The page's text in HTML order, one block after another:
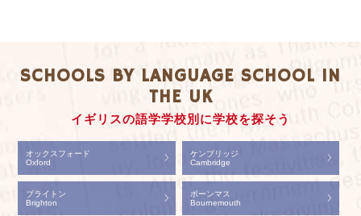
SCHOOLS BY LANGUAGE SCHOOL IN
THE UK
イギリスの語学学校別に学校を探そう
オックスフォード
Oxford
ケンブリッジ
Cambridge
ブライトン
Brighton
ボーンマス
Bournemouth